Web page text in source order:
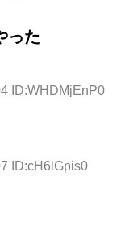
った
ID:WHDMjEnP0
ID:cH6lGpis0